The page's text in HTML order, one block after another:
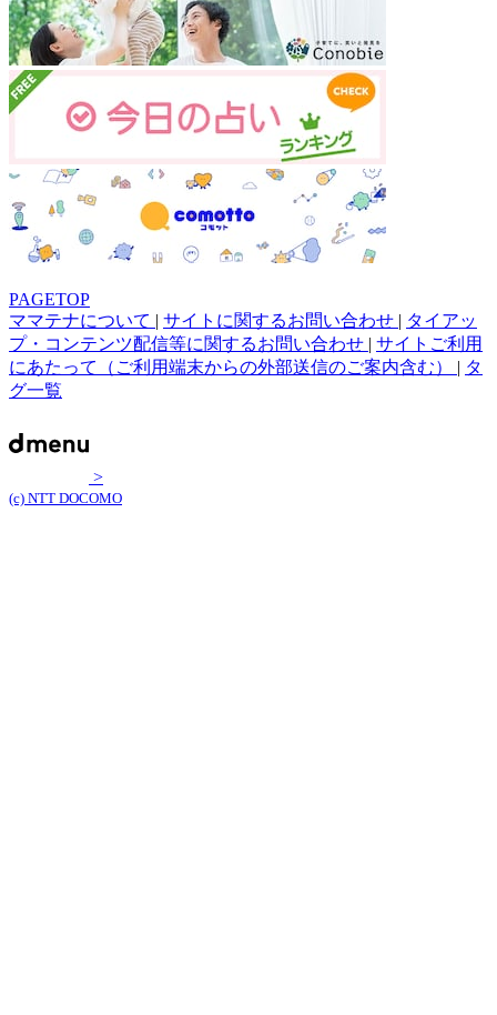
PAGETOP
ママテナについて | サイトに関するお問い合わせ | タイアッ
プ・コンテンツ配信等に関するお問い合わせ | サイトご利用
にあたって（ご利用端末からの外部送信のご案内含む） | タ
グ一覧
>
(c) NTT DOCOMO